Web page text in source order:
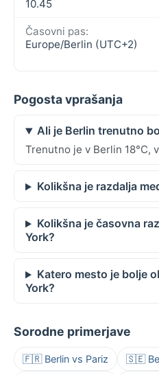
10.45
Časovni pas:
Europe/Berlin (UTC+2)
Pogosta vprašanja
Ali je Berlin trenutno
Trenutno je v Berlin 18°C,
Kolikšna je razdalja
Kolikšna je časovna
York?
Katero mesto je bolje
York?
Sorodne primerjave
🇫🇷 Berlin vs Pariz 🇸🇪